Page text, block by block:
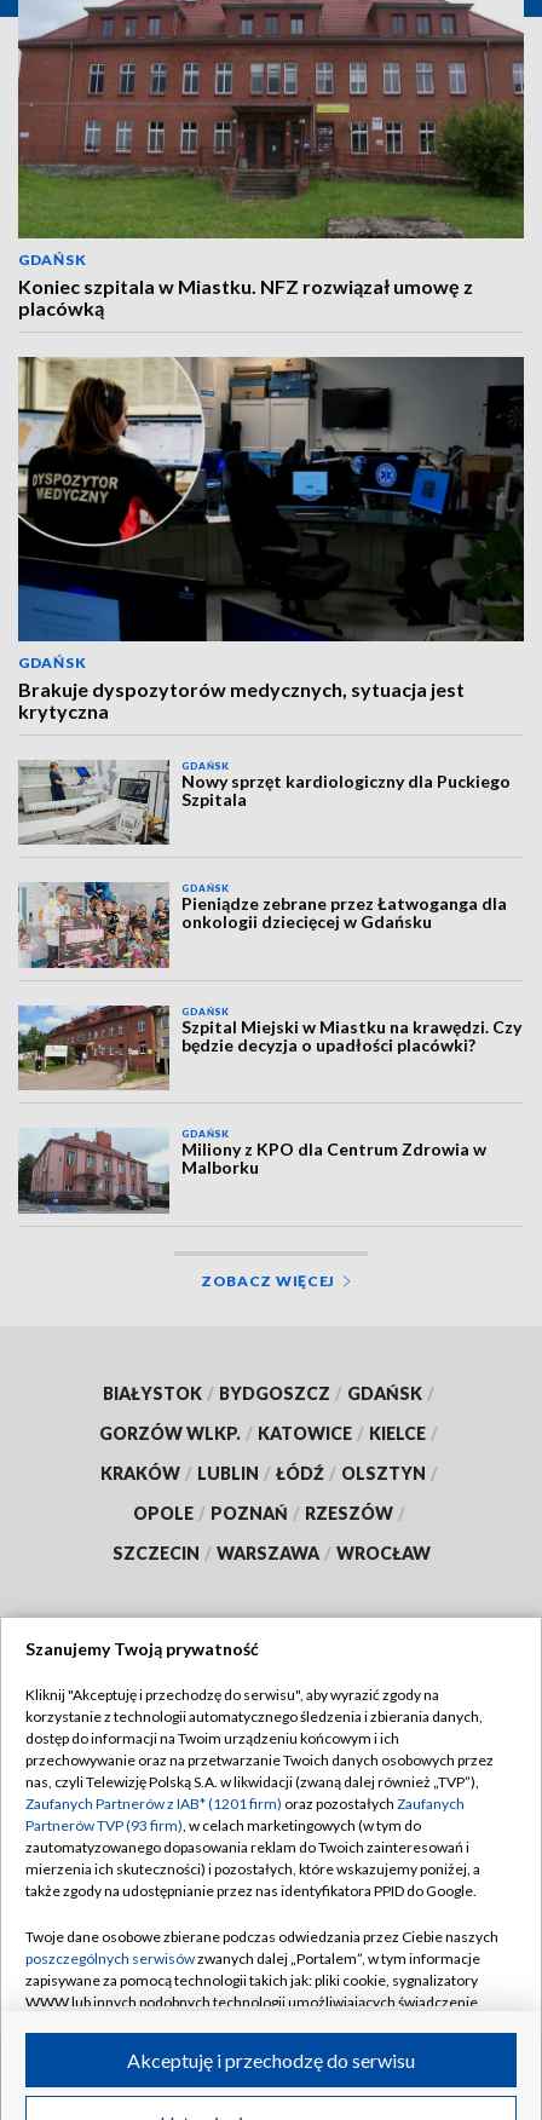
GDAŃSK
Koniec szpitala w Miastku. NFZ rozwiązał umowę z
placówką
GDAŃSK
Brakuje dyspozytorów medycznych, sytuacja jest
krytyczna
GDAŃSK
Nowy sprzęt kardiologiczny dla Puckiego
Szpitala
GDAŃSK
Pieniądze zebrane przez Łatwoganga dla
onkologii dziecięcej w Gdańsku
GDAŃSK
Szpital Miejski w Miastku na krawędzi. Czy
będzie decyzja o upadłości placówki?
GDAŃSK
Miliony z KPO dla Centrum Zdrowia w
Malborku
ZOBACZ WIĘCEJ
BIAŁYSTOK / BYDGOSZCZ / GDAŃSK /
GORZÓW WLKP. / KATOWICE / KIELCE /
KRAKÓW / LUBLIN / ŁÓDŹ / OLSZTYN /
OPOLE / POZNAŃ / RZESZÓW /
SZCZECIN / WARSZAWA / WROCŁAW
TVP
Abonament TVP
Emisja w TVP
Centrum informacji TVP
Naziemna Telewizja Cyfrowa
Rada Programowa
System NOS
Informacje o nadawcy
Program dla prasy
Regulamin TVP
Polityka prywatności
Moje zgody
Pomoc
Kontakt
Kanały
©2026 Telewizja Polska S.A. w likwidacji
Szanujemy Twoją prywatność
Kliknij "Akceptuję i przechodzę do serwisu", aby wyrazić zgody na
korzystanie z technologii automatycznego śledzenia i zbierania danych,
dostęp do informacji na Twoim urządzeniu końcowym i ich
przechowywanie oraz na przetwarzanie Twoich danych osobowych przez
nas, czyli Telewizję Polską S.A. w likwidacji (zwaną dalej również „TVP”),
Zaufanych Partnerów z IAB* (1201 firm) oraz pozostałych Zaufanych
Partnerów TVP (93 firm), w celach marketingowych (w tym do
zautomatyzowanego dopasowania reklam do Twoich zainteresowań i
mierzenia ich skuteczności) i pozostałych, które wskazujemy poniżej, a
także zgody na udostępnianie przez nas identyfikatora PPID do Google.
Twoje dane osobowe zbierane podczas odwiedzania przez Ciebie naszych
poszczególnych serwisówzwanych dalej „Portalem”, w tym informacje
zapisywane za pomocą technologii takich jak: pliki cookie, sygnalizatory
WWW lub innych podobnych technologii umożliwiających świadczenie
ruchu w Internecie.
Twoje dane osobowe zbierane podczas odwiedzania przez Ciebie
Akceptuję i przechodzę do serwisu